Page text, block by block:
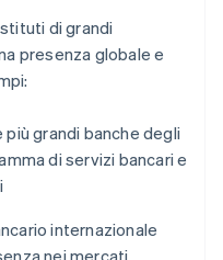
di grandi
presenza globale e
più grandi banche degli
di servizi bancari e
internazionale